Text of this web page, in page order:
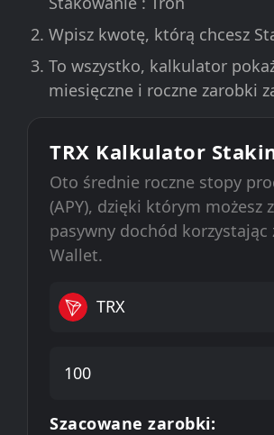
Wpisz kwotę, którą chcesz
To wszystko, kalkulator
miesięczne i roczne zarobki
TRX Kalkulator
Oto średnie roczne stopy
(APY), dzięki którym możesz
pasywny dochód korzystając
Wallet.
TRX
Szacowane zarobki: